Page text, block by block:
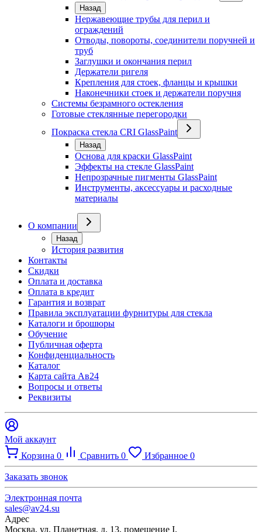
Назад
Нержавеющие трубы для перил и
ограждений
Отводы, повороты, соединители поручней и
труб
Заглушки и окончания перил
Держатели ригеля
Крепления для стоек, фланцы и крышки
Наконечники стоек и держатели поручня
Системы безрамного остекления
Готовые стеклянные перегородки
Покраска стекла CRI GlassPaint
Назад
Основа для краски GlassPaint
Эффекты на стекле GlassPaint
Непрозрачные пигменты GlassPaint
Инструменты, аксессуары и расходные
материалы
О компании
Назад
История развития
Контакты
Скидки
Оплата и доставка
Оплата в кредит
Гарантия и возврат
Правила эксплуатации фурнитуры для стекла
Каталоги и брошюры
Обучение
Публичная оферта
Конфиденциальность
Каталог
Карта сайта Ав24
Вопросы и ответы
Реквизиты
Мой аккаунт
Корзина 0 Сравнить 0 Избранное 0
Заказать звонок
Электронная почта
sales@av24.su
Адрес
Москва, ул. Планетная, д. 13, помещение I.